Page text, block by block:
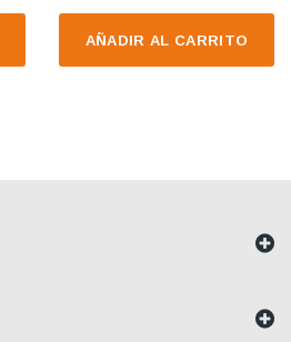
AÑADIR AL CARRITO